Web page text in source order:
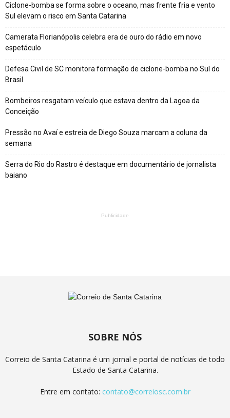
Ciclone-bomba se forma sobre o oceano, mas frente fria e vento
Sul elevam o risco em Santa Catarina
Camerata Florianópolis celebra era de ouro do rádio em novo
espetáculo
Defesa Civil de SC monitora formação de ciclone-bomba no Sul do
Brasil
Bombeiros resgatam veículo que estava dentro da Lagoa da
Conceição
Pressão no Avaí e estreia de Diego Souza marcam a coluna da
semana
Serra do Rio do Rastro é destaque em documentário de jornalista
baiano
Publicidade
SOBRE NÓS
Correio de Santa Catarina é um jornal e portal de notícias de todo
Estado de Santa Catarina.
Entre em contato: contato@correiosc.com.br